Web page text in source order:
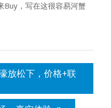
Buy，写在这很容易河蟹
放松下，价格+联